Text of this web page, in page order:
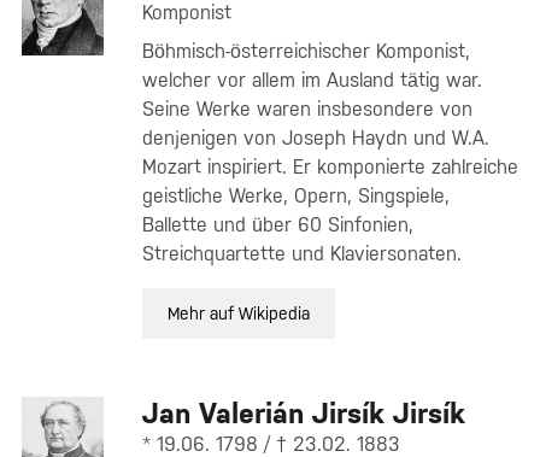
Komponist
Böhmisch-österreichischer Komponist,
welcher vor allem im Ausland tätig war.
Seine Werke waren insbesondere von
denjenigen von Joseph Haydn und W.A.
Mozart inspiriert. Er komponierte zahlreiche
geistliche Werke, Opern, Singspiele,
Ballette und über 60 Sinfonien,
Streichquartette und Klaviersonaten.
Mehr auf Wikipedia
Jan Valerián Jirsík Jirsík
* 19.06. 1798 / † 23.02. 1883